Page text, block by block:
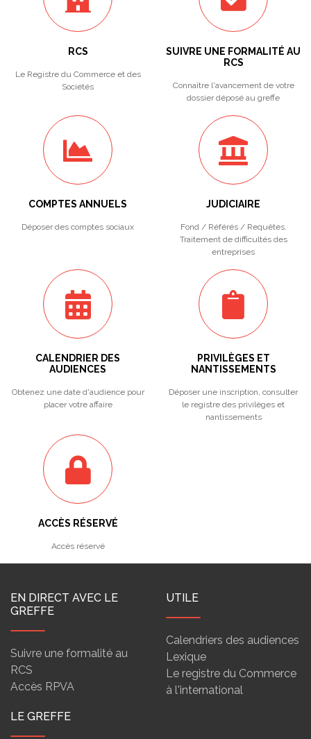
RCS
Le Registre du Commerce et des
Sociétés
SUIVRE UNE FORMALITÉ AU
RCS
Connaître l'avancement de votre
dossier déposé au greffe
COMPTES ANNUELS
Déposer des comptes sociaux
JUDICIAIRE
Fond / Référés / Requêtes.
Traitement de difficultés des
entreprises
CALENDRIER DES
AUDIENCES
Obtenez une date d'audience pour
placer votre affaire
PRIVILÈGES ET
NANTISSEMENTS
Déposer une inscription, consulter
le registre des privilèges et
nantissements
ACCÈS RÉSERVÉ
Accès réservé
EN DIRECT AVEC LE
GREFFE
Suivre une formalité au
RCS
Accès RPVA
UTILE
Calendriers des audiences
Lexique
Le registre du Commerce
à l'international
LE GREFFE